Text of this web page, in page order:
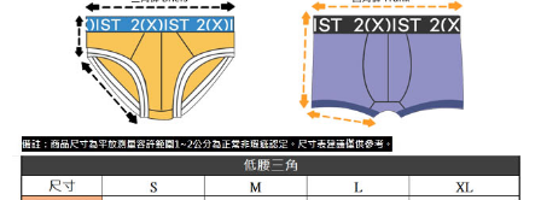
４．使用「AFTEE先享後付」時，將依據個別帳號之用戶狀況，依本公司即
時審查核予不同之上限額度；若仍有額度不足之情形，本公司將視審查結果
請求用戶進行身份認證。
５．嚴禁一人註冊多個帳號或使用他人資訊註冊。若發現惡意使用之情形，
恩沛科技股份有限公司將有權停止該用戶之使用額度並採取法律行動。
每筆NT$100
海外宅配 查看運費